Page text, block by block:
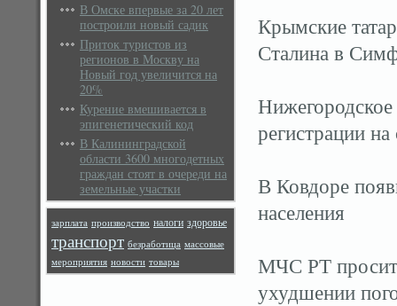
В Омске впервые за 20 лет
построили новый садик
Приток туристов из
регионов в Москву на
Новый год увеличится на
20%
Курение вмешивается в
эпигенетический код
В Калининградской
области 3600 многодетных
граждан стоят в очереди на
земельные участки
зарплата производство налоги здоровье
транспорт безработица массовые
мероприятия новости товары
Крымские
Сталина в
регистрации
В Ковдоре
населения
МЧС РТ просит
ухудшении